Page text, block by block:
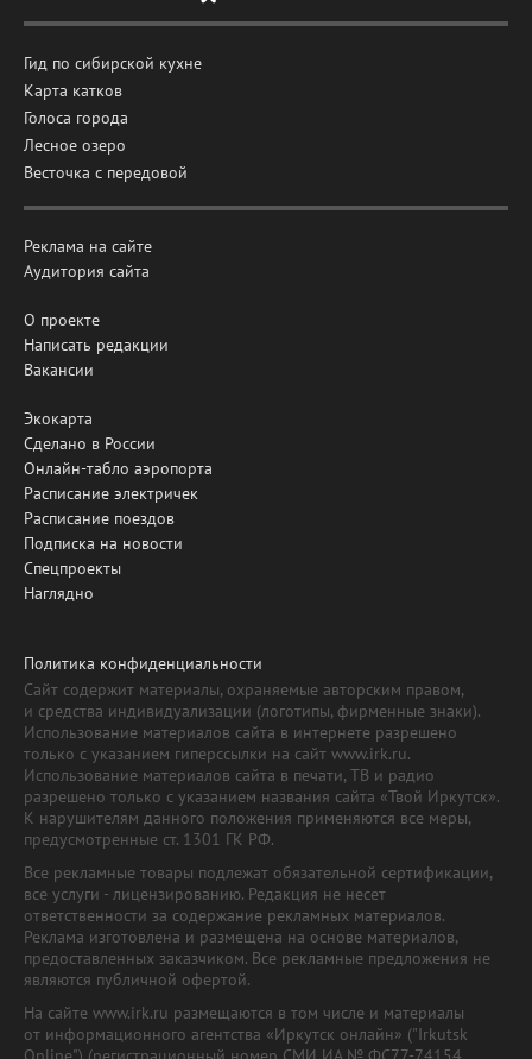
Гид по сибирской кухне
Карта катков
Голоса города
Лесное озеро
Весточка с передовой
Реклама на сайте
Аудитория сайта
О проекте
Написать редакции
Вакансии
Экокарта
Сделано в России
Онлайн-табло аэропорта
Расписание электричек
Расписание поездов
Подписка на новости
Спецпроекты
Наглядно
Политика конфиденциальности
Сайт содержит материалы, охраняемые авторским правом,
и средства индивидуализации (логотипы, фирменные знаки).
Использование материалов сайта в интернете разрешено
только с указанием гиперссылки на сайт www.irk.ru.
Использование материалов сайта в печати, ТВ и радио
разрешено только с указанием названия сайта «Твой Иркутск».
К нарушителям данного положения применяются все меры,
предусмотренные ст. 1301 ГК РФ.
Все рекламные товары подлежат обязательной сертификации,
все услуги - лицензированию. Редакция не несет
ответственности за содержание рекламных материалов.
Реклама изготовлена и размещена на основе материалов,
предоставленных заказчиком. Все рекламные предложения не
являются публичной офертой.
На сайте www.irk.ru размещаются в том числе и материалы
от информационного агентства «Иркутск онлайн» ("Irkutsk